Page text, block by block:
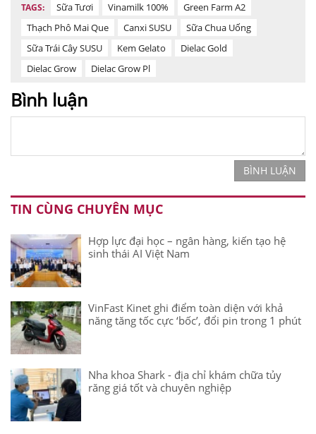
TAGS: Sữa Tươi Vinamilk 100%
Green Farm A2
Thạch Phô Mai Que
Canxi SUSU
Sữa Chua Uống
Sữa Trái Cây SUSU
Kem Gelato
Dielac Gold
Dielac Grow
Dielac Grow Pl
Bình luận
BÌNH LUẬN
TIN CÙNG CHUYÊN MỤC
Hợp lực đại học – ngân hàng, kiến tạo hệ
sinh thái AI Việt Nam
VinFast Kinet ghi điểm toàn diện với khả
năng tăng tốc cực ‘bốc’, đổi pin trong 1 phút
Nha khoa Shark - địa chỉ khám chữa tủy
răng giá tốt và chuyên nghiệp